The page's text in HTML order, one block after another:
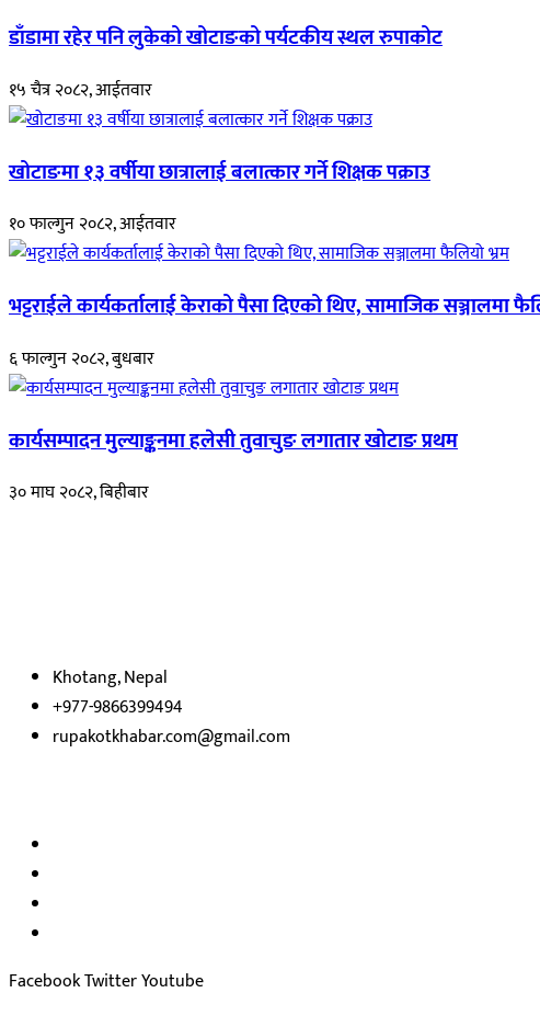
डाँडामा रहेर पनि लुकेको खोटाङको पर्यटकीय स्थल रुपाकोट
१५ चैत्र २०८२, आईतवार
खोटाङमा १३ वर्षीया छात्रालाई बलात्कार गर्ने शिक्षक पक्राउ
१० फाल्गुन २०८२, आईतवार
भट्टराईले कार्यकर्तालाई केराको पैसा दिएको थिए, सामाजिक सञ्जालमा
६ फाल्गुन २०८२, बुधबार
कार्यसम्पादन मुल्याङ्कनमा हलेसी तुवाचुङ लगातार खोटाङ प्रथम
३० माघ २०८२, बिहीबार
Khotang, Nepal
+977-9866399494
rupakotkhabar.com@gmail.com
FacebookTwitterYoutube